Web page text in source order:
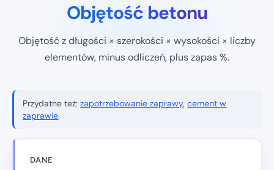
Objętość betonu
Objętość z długości × szerokości × wysokości × liczby
elementów, minus odliczeń, plus zapas %.
Przydatne też:zapotrzebowanie zaprawy,cement w
zaprawie.
DANE